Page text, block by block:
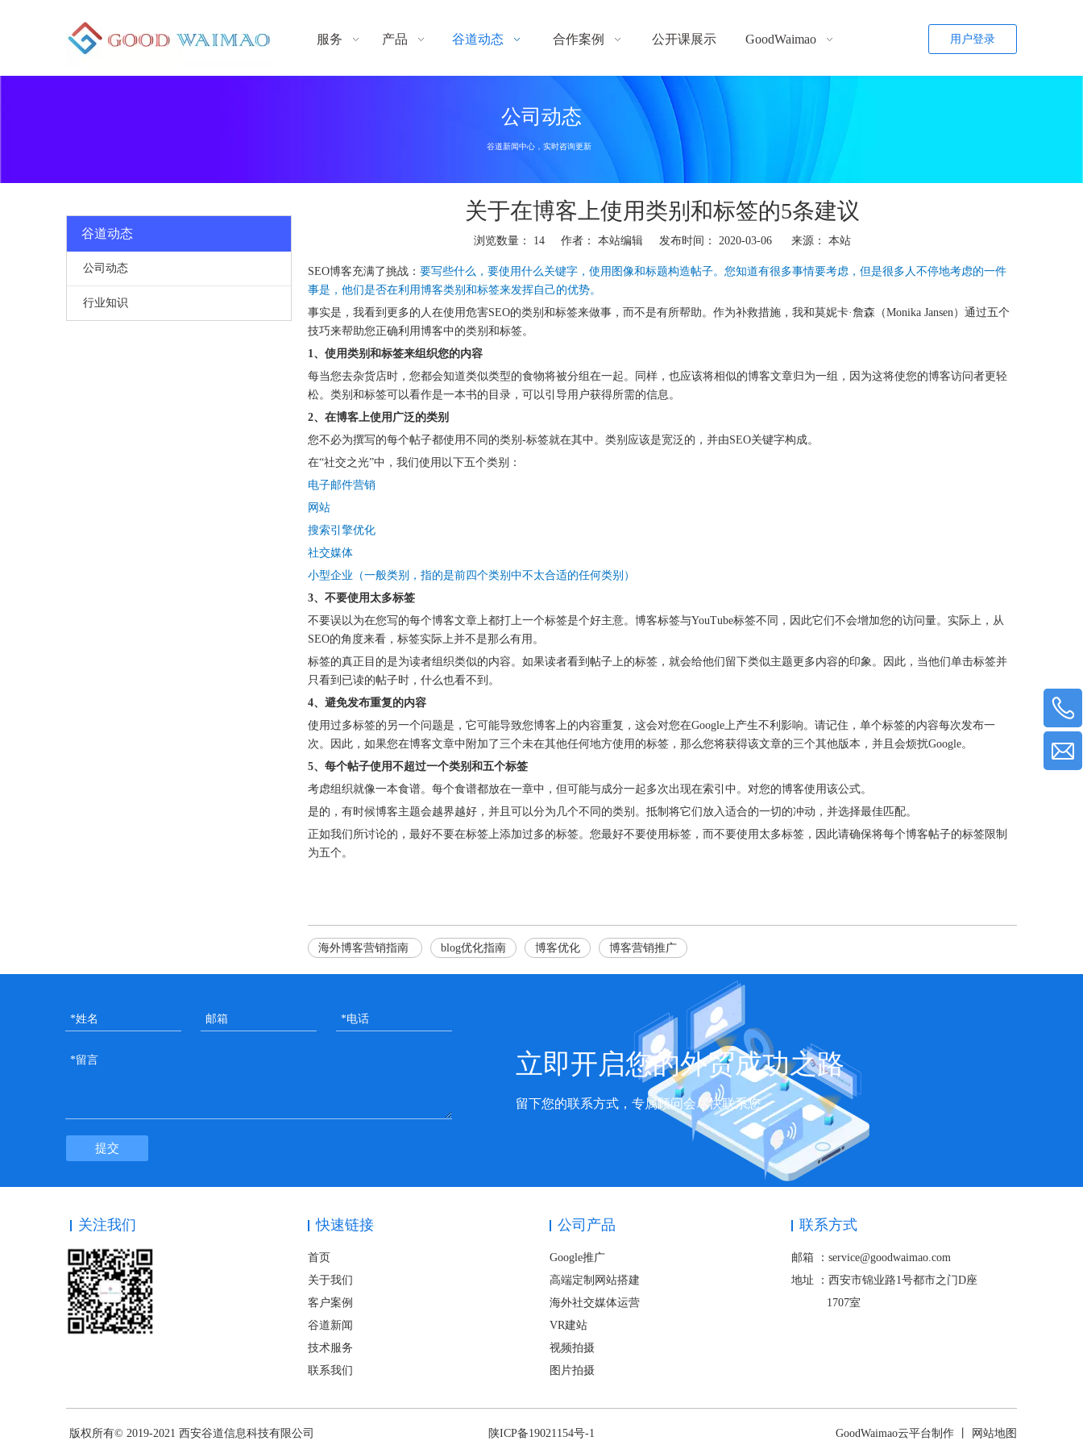
服务 产品 谷道动态 合作案例 公开课展示 GoodWaimao 用户登录
谷道新闻中心，实时咨询更新
公司动态
谷道动态
公司动态
行业知识
关于在博客上使用类别和标签的5条建议
浏览数量： 14 作者： 本站编辑 发布时间： 2020-03-06 来源： 本站
SEO博客充满了挑战： 要写些什么，要使用什么关键字，使用图像和标题构造帖子。您知道有很多事情要考虑，但是很多人不停地考虑的一件
事是，他们是否在利用博客类别和标签来发挥自己的优势。
事实是，我看到更多的人在使用危害SEO的类别和标签来做事，而不是有所帮助。作为补救措施，我和莫妮卡·詹森（Monika Jansen）通过五个
技巧来帮助您正确利用博客中的类别和标签。
1、使用类别和标签来组织您的内容
每当您去杂货店时，您都会知道类似类型的食物将被分组在一起。同样，也应该将相似的博客文章归为一组，因为这将使您的博客访问者更轻
松。类别和标签可以看作是一本书的目录，可以引导用户获得所需的信息。
2、在博客上使用广泛的类别
您不必为撰写的每个帖子都使用不同的类别-标签就在其中。类别应该是宽泛的，并由SEO关键字构成。
在“社交之光”中，我们使用以下五个类别：
电子邮件营销
网站
搜索引擎优化
社交媒体
小型企业（一般类别，指的是前四个类别中不太合适的任何类别）
3、不要使用太多标签
不要误以为在您写的每个博客文章上都打上一个标签是个好主意。博客标签与YouTube标签不同，因此它们不会增加您的访问量。实际上，从
SEO的角度来看，标签实际上并不是那么有用。
标签的真正目的是为读者组织类似的内容。如果读者看到帖子上的标签，就会给他们留下类似主题更多内容的印象。因此，当他们单击标签并
只看到已读的帖子时，什么也看不到。
4、避免发布重复的内容
使用过多标签的另一个问题是，它可能导致您博客上的内容重复，这会对您在Google上产生不利影响。请记住，单个标签的内容每次发布一
次。因此，如果您在博客文章中附加了三个未在其他任何地方使用的标签，那么您将获得该文章的三个其他版本，并且会烦扰Google。
5、每个帖子使用不超过一个类别和五个标签
考虑组织就像一本食谱。每个食谱都放在一章中，但可能与成分一起多次出现在索引中。对您的博客使用该公式。
是的，有时候博客主题会越界越好，并且可以分为几个不同的类别。抵制将它们放入适合的一切的冲动，并选择最佳匹配。
正如我们所讨论的，最好不要在标签上添加过多的标签。您最好不要使用标签，而不要使用太多标签，因此请确保将每个博客帖子的标签限制
为五个。
海外博客营销指南 blog优化指南 博客优化 博客营销推广
提交
立即开启您的外贸成功之路
留下您的联系方式，专属顾问会尽快联系您
关注我们 快速链接
首页
关于我们
客户案例
谷道新闻
技术服务
联系我们
公司产品
Google推广
高端定制网站搭建
海外社交媒体运营
VR建站
视频拍摄
图片拍摄
联系方式
邮箱 ：service@goodwaimao.com
地址 ： 西安市锦业路1号都市之门D座
1707室
版权所有© 2019-2021 西安谷道信息科技有限公司 陕ICP备19021154号-1 GoodWaimao云平台制作 丨 网站地图